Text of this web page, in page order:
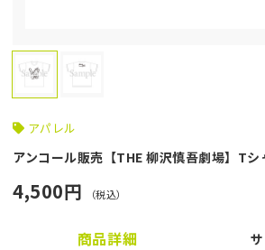
アパレル
アンコール販売【THE 柳沢慎吾劇場】Tシ
4,500円 （税込）
商品詳細